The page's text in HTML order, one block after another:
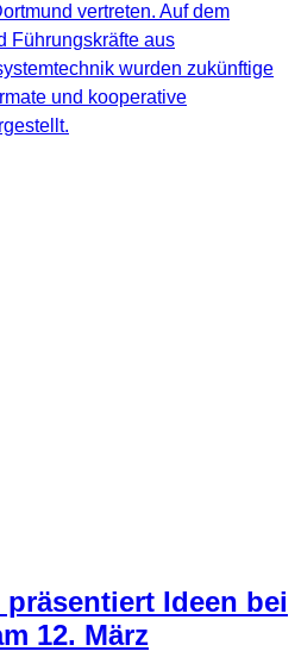
vertreten. Auf dem
Führungskräfte aus
wurden zukünftige
und kooperative
präsentiert Ideen bei
12. März